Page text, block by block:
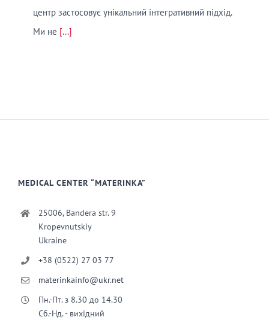
центр застосовує унікальний інтегративний підхід.
Ми не [...]
MEDICAL CENTER “MATERINKA”
25006, Bandera str. 9
Kropevnutskiy
Ukraine
+38 (0522) 27 03 77
materinkainfo@ukr.net
Пн.-Пт. з 8.30 до 14.30
Сб.-Нд. - вихідний